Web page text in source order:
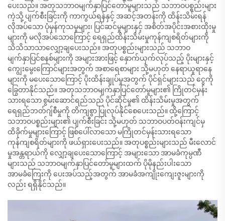
ပေးသည်။ အတုသဘာဝမျက်နှာပြင်တော်မူများသည် သဘာဝပစ္စည်းများ
ကဲ့သို့ ပျက်စီးခြင်းကို ကာကွယ်ရန်နှင့် အဆင့်အတန်းကို ထိန်းသိမ်းရန်
လိုအပ်သော ပုံမှန်ကုသမှုများ၊ ပြင်ဆင်မှုများနှင့် အစိတ်အပိုင်းအစားထိုးမှု
များကို မလိုအပ်သောကြောင့် ရေရှည်ထိန်းသိမ်းမှုကုန်ကျစရိတ်များကို
သိသိသာသာလျှော့ချပေးသည်။ အတုပစ္စည်းများသည် သဘာဝ
မျက်နှာပြင်စနစ်များကို အများအားဖြင့် နှောက်ယှက်လုပ်သည့် ပိုးများနှင့်
ကျွေးမွေးကြောင်များအတွက် အစာရေစာများ သို့မဟုတ် နေရာယူရာနေ
များကို မပေးသောကြောင့် ပိုးထိန်းချုပ်မှုအတွက် ပိုင်ရှင်များသည် ငွေကို
ခြွေတာနိုင်သည်။ အတုသဘာဝမျက်နှာပြင်တော်မူများ၏ ကြိုတင်မှန်း
သားရသော စွမ်းဆောင်ရည်သည် ပိုင်ဆိုင်မှု၏ ထိန်းသိမ်းမှုအတွက်
ရေရှည်ဘတ်ဂျ်စီမှုကို တိကျစွာ ပြုလုပ်နိုင်စေပေးသည်။ ထို့ကြောင့်
သဘာဝပစ္စည်းများ၏ ပျက်စီးခြင်း သို့မဟုတ် သဘာဝပတ်ဝန်းကျင်မှ
ထိခိုက်မှုများကြောင့် ဖြစ်ပေါ်လာသော မကြိုတင်မှန်းသားရသော
ကုန်ကျစရိတ်များကို ဖယ်ရှားပေးသည်။ အတုပစ္စည်းများသည် မီးလောင်
မှုအန္တရာယ်ကို လျှော့ချပေးသောကြောင့် အများသော အာမခံကုမ္ပဏီ
များသည် သဘာဝမျက်နှာပြင်တော်မူများထက် ပိုမိုနည်းပါးသော
အာမခံကြေးကို ပေးအပ်သည့်အတွက် အာမခံအကျိုးကျေးဇူးများကို
လည်း ရရှိနိုင်သည်။